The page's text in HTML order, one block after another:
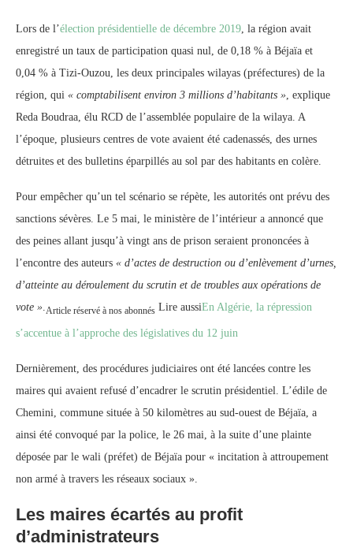
Lors de l’élection présidentielle de décembre 2019 , la région avait
enregistré un taux de participation quasi nul, de 0,18 % à Béjaïa et
0,04 % à Tizi-Ouzou, les deux principales wilayas (préfectures) de la
région, qui « comptabilisent environ 3 millions d’habitants » , explique
Reda Boudraa, élu RCD de l’assemblée populaire de la wilaya. A
l’époque, plusieurs centres de vote avaient été cadenassés, des urnes
détruites et des bulletins éparpillés au sol par des habitants en colère.
Pour empêcher qu’un tel scénario se répète, les autorités ont prévu des
sanctions sévères. Le 5 mai, le ministère de l’intérieur a annoncé que
des peines allant jusqu’à vingt ans de prison seraient prononcées à
l’encontre des auteurs « d’actes de destruction ou d’enlèvement d’urnes,
d’atteinte au déroulement du scrutin et de troubles aux opérations de
vote » Article réservé à nos abonnés Lire aussiEn Algérie, la répression
s’accentue à l’approche des législatives du 12 juin
Dernièrement, des procédures judiciaires ont été lancées contre les
maires qui avaient refusé d’encadrer le scrutin présidentiel. L’édile de
Chemini, commune située à 50 kilomètres au sud-ouest de Béjaïa, a
ainsi été convoqué par la police, le 26 mai, à la suite d’une plainte
déposée par le wali (préfet) de Béjaïa pour « incitation à attroupement
non armé à travers les réseaux sociaux ».
Les maires écartés au profit
d’administrateurs